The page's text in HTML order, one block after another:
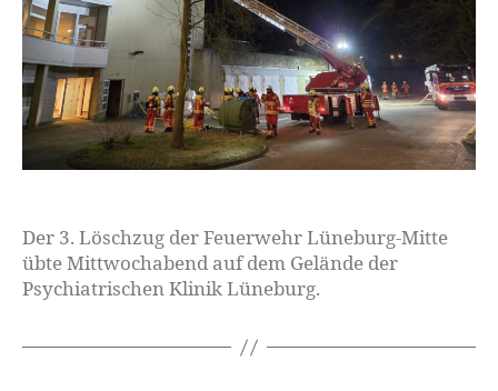
Der 3. Löschzug der Feuerwehr Lüneburg-Mitte
übte Mittwochabend auf dem Gelände der
Psychiatrischen Klinik Lüneburg.